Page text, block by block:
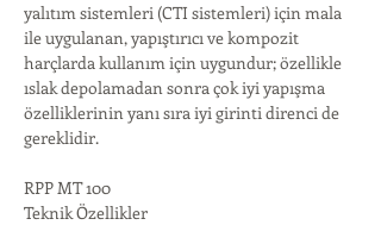
yalıtım sistemleri (CTI sistemleri) için mala
ile uygulanan, yapıştırıcı ve kompozit
harçlarda kullanım için uygundur; özellikle
ıslak depolamadan sonra çok iyi yapışma
özelliklerinin yanı sıra iyi girinti direnci de
gereklidir.
RPP MT 100
Teknik Özellikler